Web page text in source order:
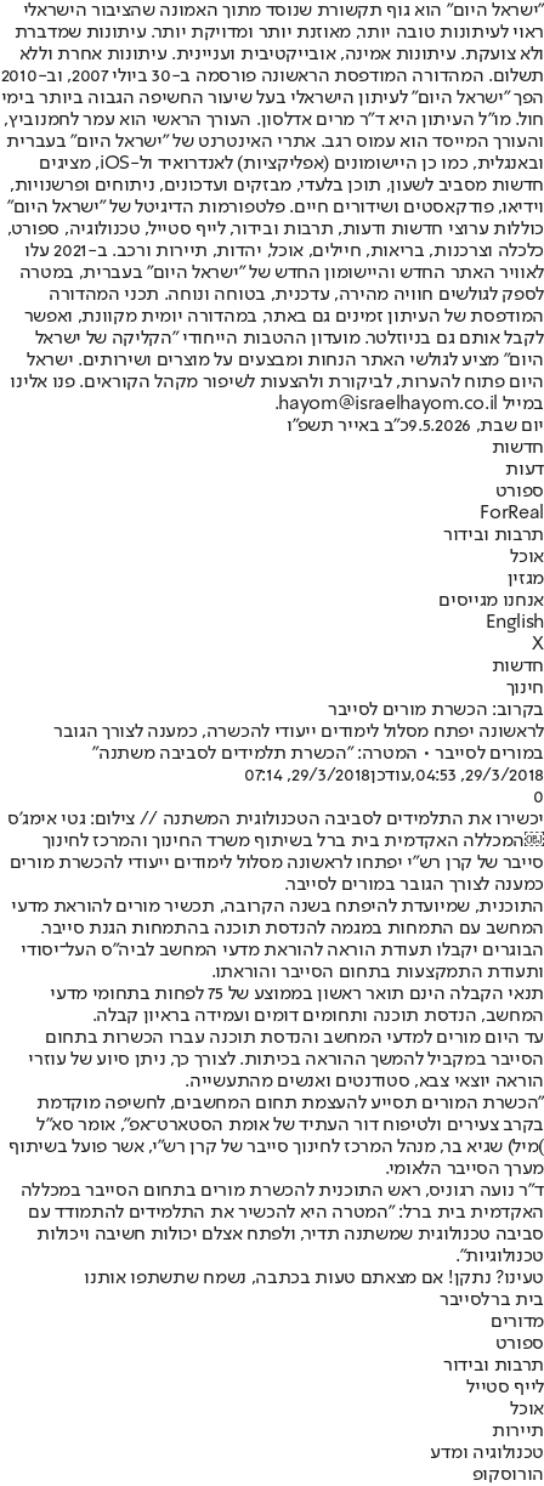
"ישראל היום" הוא גוף תקשורת שנוסד מתוך האמונה שהציבור הישראלי
ראוי לעיתונות טובה יותר, מאוזנת יותר ומדויקת יותר. עיתונות שמדברת
ולא צועקת. עיתונות אמינה, אובייקטיבית ועניינית. עיתונות אחרת וללא
תשלום. המהדורה המודפסת הראשונה פורסמה ב-30 ביולי 2007, וב-2010
הפך "ישראל היום" לעיתון הישראלי בעל שיעור החשיפה הגבוה ביותר בימי
חול. מו"ל העיתון היא ד"ר מרים אדלסון. העורך הראשי הוא עמר לחמנוביץ,
והעורך המייסד הוא עמוס רגב. אתרי האינטרנט של "ישראל היום" בעברית
ובאנגלית, כמו כן היישומונים (אפליקציות) לאנדרואיד ול-iOS, מציגים
חדשות מסביב לשעון, תוכן בלעדי, מבזקים ועדכונים, ניתוחים ופרשנויות,
וידיאו, פודקאסטים ושידורים חיים. פלטפורמות הדיגיטל של "ישראל היום"
כוללות ערוצי חדשות ודעות, תרבות ובידור, לייף סטייל, טכנולוגיה, ספורט,
כלכלה וצרכנות, בריאות, חיילים, אוכל, יהדות, תיירות ורכב. ב-2021 עלו
לאוויר האתר החדש והיישומון החדש של "ישראל היום" בעברית, במטרה
לספק לגולשים חוויה מהירה, עדכנית, בטוחה ונוחה. תכני המהדורה
המודפסת של העיתון זמינים גם באתר, במהדורה יומית מקוונת, ואפשר
לקבל אותם גם בניוזלטר. מועדון ההטבות הייחודי "הקליקה של ישראל
היום" מציע לגולשי האתר הנחות ומבצעים על מוצרים ושירותים. ישראל
היום פתוח להערות, לביקורת ולהצעות לשיפור מקהל הקוראים. פנו אלינו
במייל hayom@israelhayom.co.il.
יום שבת, 9.5.2026
כ"ב באייר תשפ"ו
חדשות
דעות
ספורט
ForReal
תרבות ובידור
אוכל
מגזין
אנחנו מגייסים
English
X
חדשות
חינוך
בקרוב: הכשרת מורים לסייבר
לראשונה יפתח מסלול לימודים ייעודי להכשרה, כמענה לצורך הגובר
במורים לסייבר • המטרה: "הכשרת תלמידים לסביבה משתנה"
29/3/2018, 04:53
,עודכן29/3/2018, 07:14
0
יכשירו את התלמידים לסביבה הטכנולוגית המשתנה // צילום: גטי אימג'ס
￼המכללה האקדמית בית ברל בשיתוף משרד החינוך והמרכז לחינוך
סייבר של קרן רש"י יפתחו לראשונה מסלול לימודים ייעודי להכשרת מורים
כמענה לצורך הגובר במורים לסייבר.
התוכנית, שמיועדת להיפתח בשנה הקרובה, תכשיר מורים להוראת מדעי
המחשב עם התמחות במגמה להנדסת תוכנה בהתמחות הגנת סייבר.
הבוגרים יקבלו תעודת הוראה להוראת מדעי המחשב לביה"ס העל־יסודי
ותעודת התמקצעות בתחום הסייבר והוראתו.
תנאי הקבלה הינם תואר ראשון בממוצע של 75 לפחות בתחומי מדעי
המחשב, הנדסת תוכנה ותחומים דומים ועמידה בראיון קבלה.
עד היום מורים למדעי המחשב והנדסת תוכנה עברו הכשרות בתחום
הסייבר במקביל להמשך ההוראה בכיתות. לצורך כך, ניתן סיוע של עוזרי
הוראה יוצאי צבא, סטודנטים ואנשים מהתעשייה.
"הכשרת המורים תסייע להעצמת תחום המחשבים, לחשיפה מוקדמת
בקרב צעירים ולטיפוח דור העתיד של אומת הסטארט־אפ", אומר סא"ל
)מיל) שגיא בר, מנהל המרכז לחינוך סייבר של קרן רש"י, אשר פועל בשיתוף
מערך הסייבר הלאומי.
ד"ר נועה רגוניס, ראש התוכנית להכשרת מורים בתחום הסייבר במכללה
האקדמית בית ברל: "המטרה היא להכשיר את התלמידים להתמודד עם
סביבה טכנולוגית שמשתנה תדיר, ולפתח אצלם יכולות חשיבה ויכולות
טכנולוגיות".
טעינו? נתקן! אם מצאתם טעות בכתבה, נשמח שתשתפו אותנו
בית ברלסייבר
מדורים
ספורט
תרבות ובידור
לייף סטייל
אוכל
תיירות
טכנולוגיה ומדע
הורוסקופ